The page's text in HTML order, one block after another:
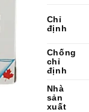
Chỉ
định
Chống
chỉ
định
Nhà
sản
xuất